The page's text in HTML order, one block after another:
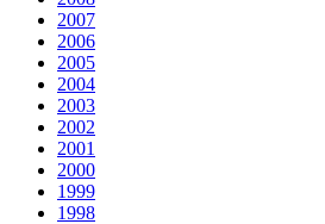
2007
2006
2005
2004
2003
2002
2001
2000
1999
1998